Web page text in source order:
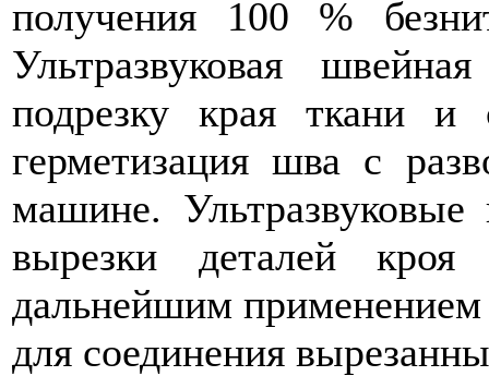
получения 100 %
Ультразвуковая
подрезку края ткани и
герметизация шва с
машине.
вырезки деталей
дальнейшим применением
для соединения